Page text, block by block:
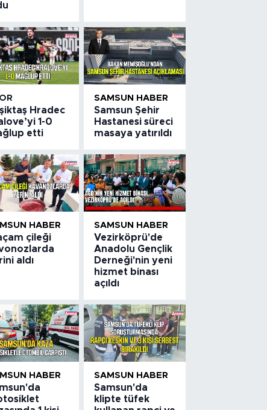
Hradec
1-0
etti
SAMSUN HABER
Samsun Şehir
Hastanesi süreci
masaya yatırıldı
HABER
çileği
aldı
SAMSUN HABER
Vezirköprü'de
Anadolu Gençlik
Derneği'nin yeni
hizmet binası
açıldı
HABER SAMSUN HABER
Samsun'da
klipte tüfek